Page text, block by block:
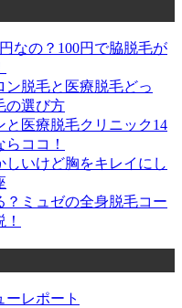
なの？100円で脇脱毛が
脱毛と医療脱毛どっ
の選び方
医療脱毛クリニック14
ココ！
いけど胸をキレイにし
？ミュゼの全身脱毛コー
ーレポート